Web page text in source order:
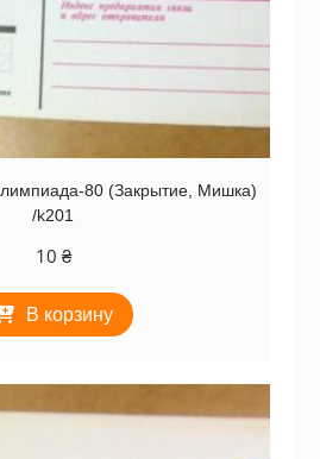
80 (Закрытие, Мишка)
/k201
10 ₴
В корзину